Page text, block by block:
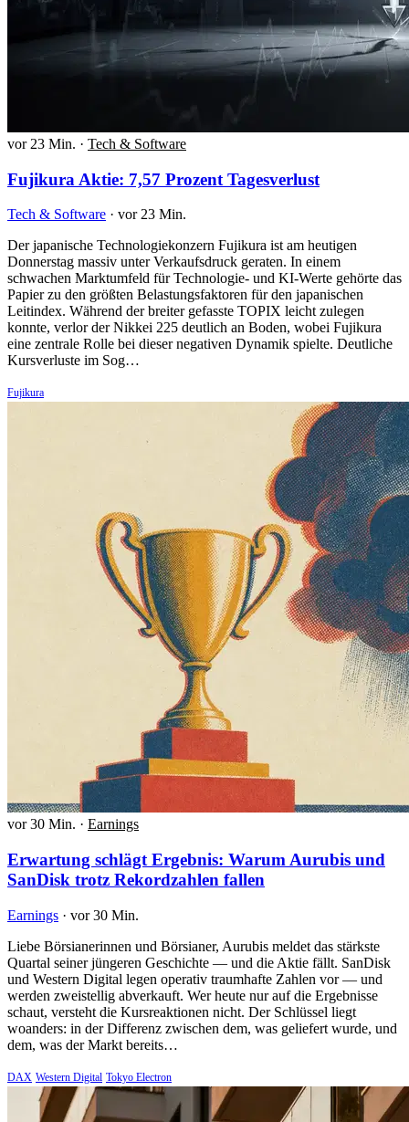
vor 23 Min. · Tech & Software
Fujikura Aktie: 7,57 Prozent Tagesverlust
Tech & Software · vor 23 Min.
Der japanische Technologiekonzern Fujikura ist am heutigen
Donnerstag massiv unter Verkaufsdruck geraten. In einem
schwachen Marktumfeld für Technologie- und KI-Werte gehörte das
Papier zu den größten Belastungsfaktoren für den japanischen
Leitindex. Während der breiter gefasste TOPIX leicht zulegen
konnte, verlor der Nikkei 225 deutlich an Boden, wobei Fujikura
eine zentrale Rolle bei dieser negativen Dynamik spielte. Deutliche
Kursverluste im Sog…
Fujikura
vor 30 Min. · Earnings
Erwartung schlägt Ergebnis: Warum Aurubis und
SanDisk trotz Rekordzahlen fallen
Earnings · vor 30 Min.
Liebe Börsianerinnen und Börsianer, Aurubis meldet das stärkste
Quartal seiner jüngeren Geschichte — und die Aktie fällt. SanDisk
und Western Digital legen operativ traumhafte Zahlen vor — und
werden zweistellig abverkauft. Wer heute nur auf die Ergebnisse
schaut, versteht die Kursreaktionen nicht. Der Schlüssel liegt
woanders: in der Differenz zwischen dem, was geliefert wurde, und
dem, was der Markt bereits…
DAX Western Digital Tokyo Electron